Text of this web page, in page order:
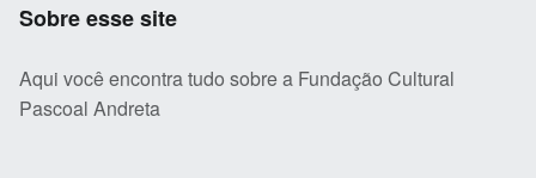
Sobre esse site
Aqui você encontra tudo sobre a Fundação Cultural
Pascoal Andreta